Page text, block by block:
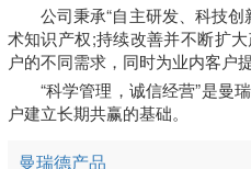
公司秉承“自主研发、科技
术知识产权;持续改善并不断扩
户的不同需求，同时为业内客户
“科学管理，诚信经营”是曼
户建立长期共赢的基础。
曼瑞德产品